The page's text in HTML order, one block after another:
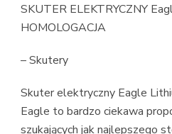
SKUTER ELEKTRYCZNY
HOMOLOGACJA
– Skutery
Skuter elektryczny Eagle
Eagle to bardzo ciekawa
szukających jak najlepszego